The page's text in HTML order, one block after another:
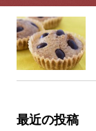
最近の投稿